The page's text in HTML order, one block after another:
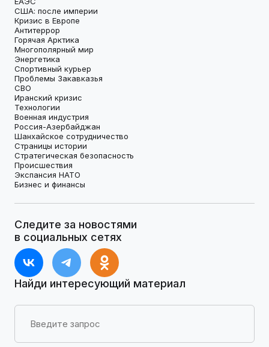
США: после империи
Кризис в Европе
Антитеррор
Горячая Арктика
Многополярный мир
Энергетика
Спортивный курьер
Проблемы Закавказья
СВО
Иранский кризис
Технологии
Военная индустрия
Россия-Азербайджан
Шанхайское сотрудничество
Страницы истории
Стратегическая безопасность
Происшествия
Экспансия НАТО
Бизнес и финансы
Следите за новостями
в социальных сетях
Найди интересующий материал